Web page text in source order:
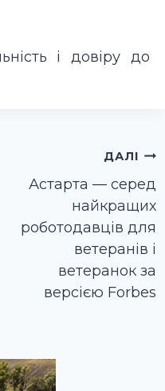
і довіру до
ДАЛІ
Астарта — серед
найкращих
роботодавців для
ветеранів і
ветеранок за
версією Forbes